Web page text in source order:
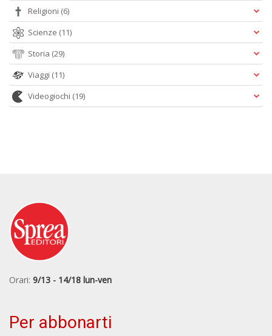
Religioni (6)
Scienze (11)
Storia (29)
Viaggi (11)
Videogiochi (19)
Orari: 9/13 - 14/18 lun-ven
Per abbonarti